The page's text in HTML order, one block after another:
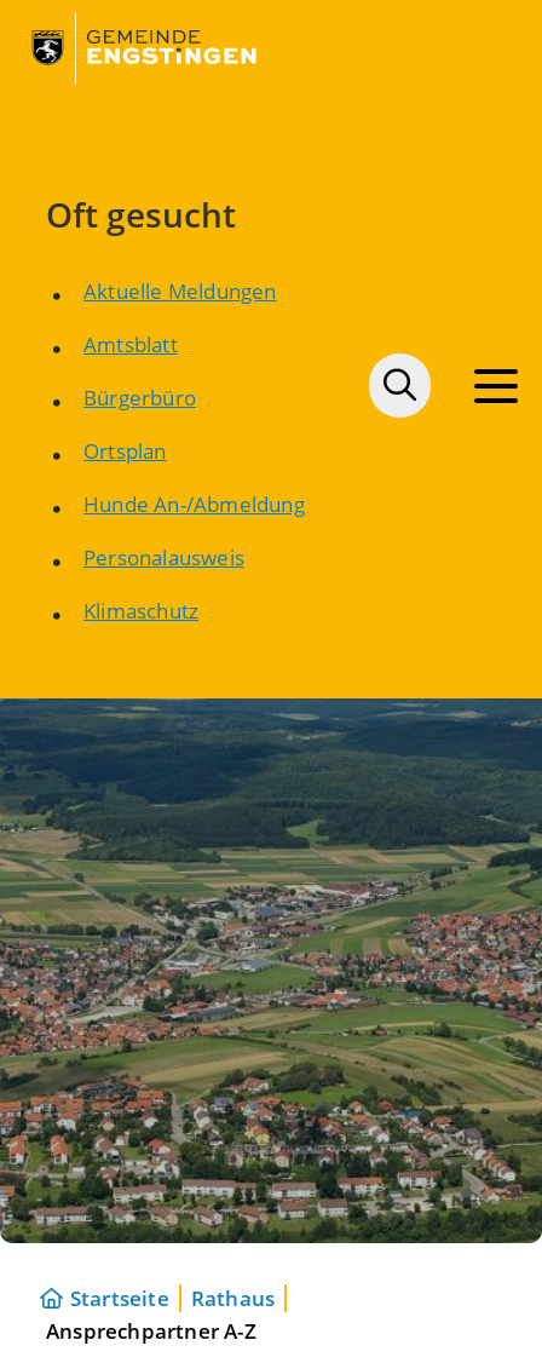
Oft gesucht
Aktuelle Meldungen
Amtsblatt
Bürgerbüro
Ortsplan
Hunde An-/Abmeldung
Personalausweis
Klimaschutz
Startseite
Rathaus
Ansprechpartner A-Z